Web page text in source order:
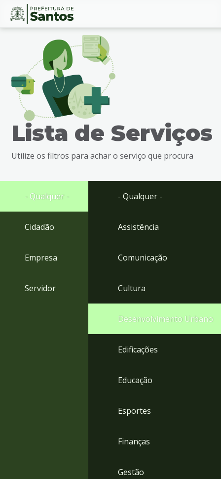
Ir
busca
Ir
rodapé
Conteúdo
Lista de Serviços
Utilize os filtros para achar o serviço que procura
- Qualquer -
Cidadão
Empresa
Servidor
- Qualquer -
Assistência
Comunicação
Cultura
Desenvolvimento Urbano
Edificações
Educação
Esportes
Finanças
Gestão